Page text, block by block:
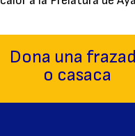
Dona una
o casaca